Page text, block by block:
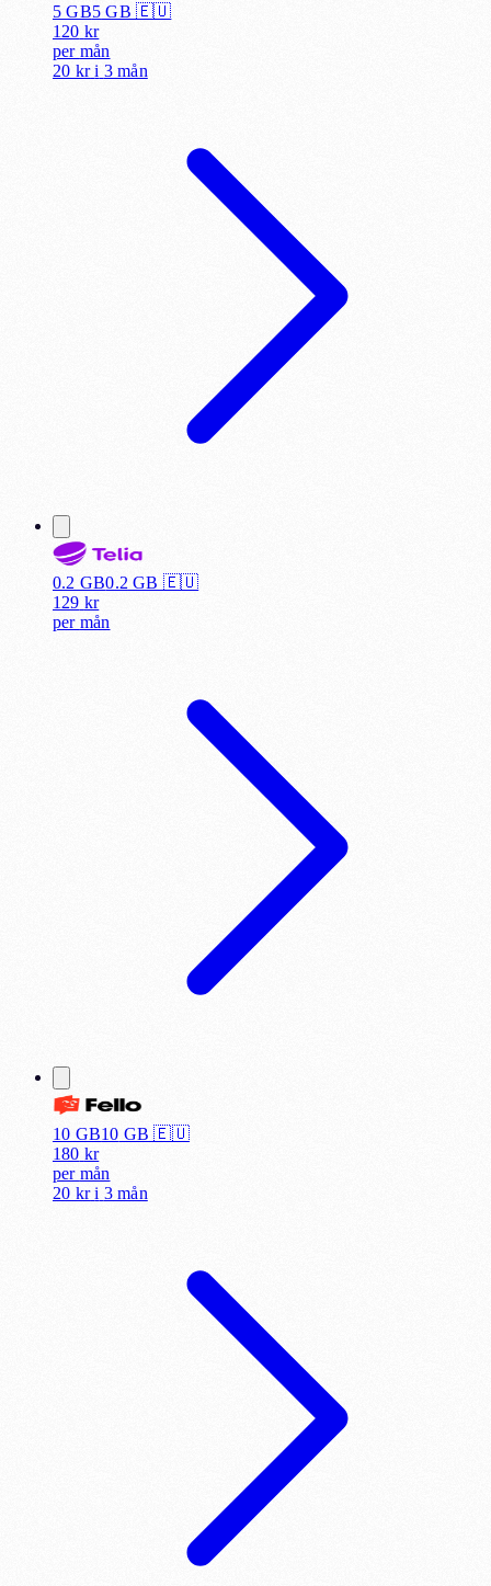
5 GB5 GB 🇪🇺
120 kr
per mån
20 kr i 3 mån
0.2 GB0.2 GB 🇪🇺
129 kr
per mån
10 GB10 GB 🇪🇺
180 kr
per mån
20 kr i 3 mån